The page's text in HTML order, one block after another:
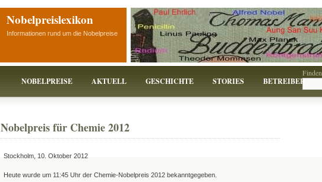
Nobelpreislexikon
Informationen rund um die Nobelpreise
NOBELPREISE AKTUELL GESCHICHTE STORIES BETREIBER
Finden
Nobelpreis für Chemie 2012
Stockholm, 10. Oktober 2012
Heute wurde um 11:45 Uhr der Chemie-Nobelpreis 2012 bekanntgegeben.